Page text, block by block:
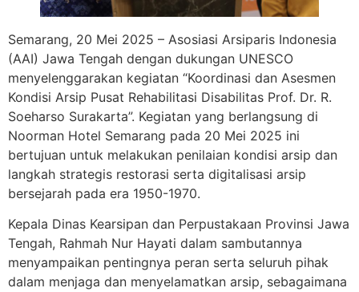
Semarang, 20 Mei 2025 – Asosiasi Arsiparis Indonesia
(AAI) Jawa Tengah dengan dukungan UNESCO
menyelenggarakan kegiatan “Koordinasi dan Asesmen
Kondisi Arsip Pusat Rehabilitasi Disabilitas Prof. Dr. R.
Soeharso Surakarta”. Kegiatan yang berlangsung di
Noorman Hotel Semarang pada 20 Mei 2025 ini
bertujuan untuk melakukan penilaian kondisi arsip dan
langkah strategis restorasi serta digitalisasi arsip
bersejarah pada era 1950-1970.
Kepala Dinas Kearsipan dan Perpustakaan Provinsi Jawa
Tengah, Rahmah Nur Hayati dalam sambutannya
menyampaikan pentingnya peran serta seluruh pihak
dalam menjaga dan menyelamatkan arsip, sebagaimana